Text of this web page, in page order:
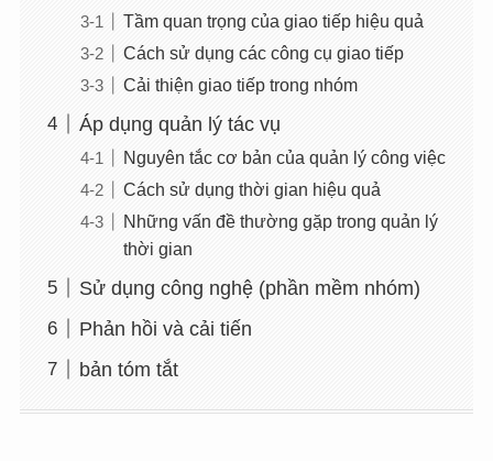
Tầm quan trọng của giao tiếp hiệu quả
Cách sử dụng các công cụ giao tiếp
Cải thiện giao tiếp trong nhóm
Áp dụng quản lý tác vụ
Nguyên tắc cơ bản của quản lý công việc
Cách sử dụng thời gian hiệu quả
Những vấn đề thường gặp trong quản lý
thời gian
Sử dụng công nghệ (phần mềm nhóm)
Phản hồi và cải tiến
bản tóm tắt